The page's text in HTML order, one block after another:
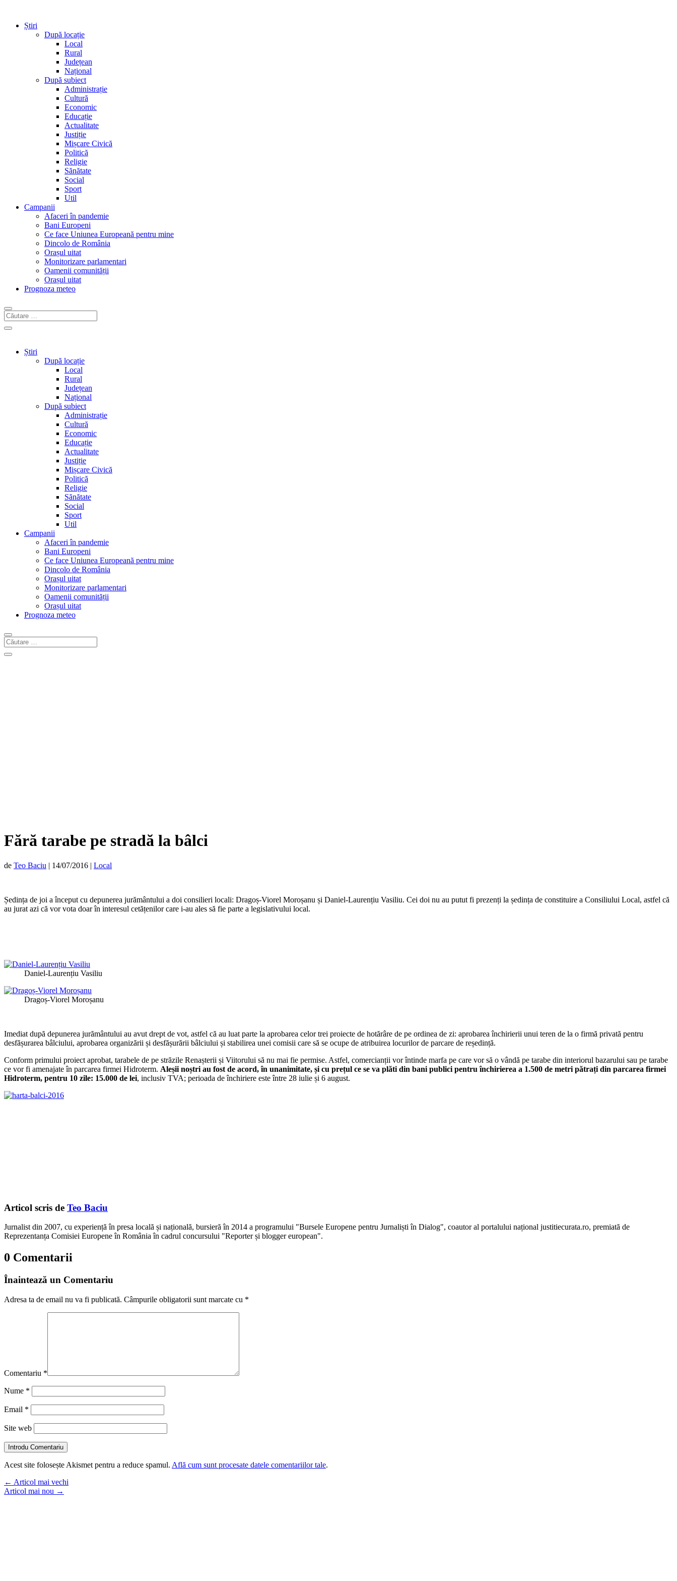
Știri
După locație
Local
Rural
Județean
Național
După subiect
Administrație
Cultură
Economic
Educație
Actualitate
Justiție
Mișcare Civică
Politică
Religie
Sănătate
Social
Sport
Util
Campanii
Afaceri în pandemie
Bani Europeni
Ce face Uniunea Europeană pentru mine
Dincolo de România
Orașul uitat
Monitorizare parlamentari
Oamenii comunității
Orașul uitat
Prognoza meteo
Știri
După locație
Local
Rural
Județean
Național
După subiect
Administrație
Cultură
Economic
Educație
Actualitate
Justiție
Mișcare Civică
Politică
Religie
Sănătate
Social
Sport
Util
Campanii
Afaceri în pandemie
Bani Europeni
Ce face Uniunea Europeană pentru mine
Dincolo de România
Orașul uitat
Monitorizare parlamentari
Oamenii comunității
Orașul uitat
Prognoza meteo
Fără tarabe pe stradă la bâlci
de Teo Baciu | 14/07/2016 | Local
Ședința de joi a început cu depunerea jurământului a doi consilieri locali: Dragoș-Viorel Moroșanu și Daniel-Laurențiu Vasiliu. Cei doi nu au putut fi prezenți la ședința de constituire a Consiliului Local, astfel că
au jurat azi că vor vota doar în interesul cetățenilor care i-au ales să fie parte a legislativului local.
Daniel-Laurențiu Vasiliu
Dragoș-Viorel Moroșanu
Imediat după depunerea jurământului au avut drept de vot, astfel că au luat parte la aprobarea celor trei proiecte de hotărâre de pe ordinea de zi: aprobarea închirierii unui teren de la o firmă privată pentru
desfășurarea bâlciului, aprobarea organizării și desfășurării bâlciului și stabilirea unei comisii care să se ocupe de atribuirea locurilor de parcare de reședință.
Conform primului proiect aprobat, tarabele de pe străzile Renașterii și Viitorului să nu mai fie permise. Astfel, comercianții vor întinde marfa pe care vor să o vândă pe tarabe din interiorul bazarului sau pe tarabe
ce vor fi amenajate în parcarea firmei Hidroterm. Aleșii noștri au fost de acord, în unanimitate, și cu prețul ce se va plăti din bani publici pentru închirierea a 1.500 de metri pătrați din parcarea firmei
Hidroterm, pentru 10 zile: 15.000 de lei, inclusiv TVA; perioada de închiriere este între 28 iulie și 6 august.
Articol scris de Teo Baciu
Jurnalist din 2007, cu experiență în presa locală și națională, bursieră în 2014 a programului "Bursele Europene pentru Jurnaliști în Dialog", coautor al portalului național justitiecurata.ro, premiată de
Reprezentanța Comisiei Europene în România în cadrul concursului "Reporter și blogger european".
0 Comentarii
Înaintează un Comentariu
Adresa ta de email nu va fi publicată. Câmpurile obligatorii sunt marcate cu *
Comentariu *
Nume *
Email *
Site web
Introdu Comentariu
Acest site folosește Akismet pentru a reduce spamul. Află cum sunt procesate datele comentariilor tale.
← Articol mai vechi
Articol mai nou →